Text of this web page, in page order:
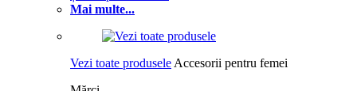
Mai multe...
Vezi toate produsele Accesorii pentru femei